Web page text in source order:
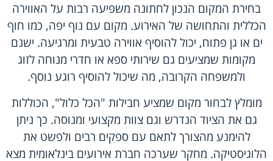
בחירת המקום הנכון לחתונה משפיעה רבות על האווירה
הכללית והתחושה של האירוע. מקום עם נוף יפה, כמו חוף
ים או גן פתוח, יכול להוסיף אווירה טבעית ומרגיעה. ישנם
מקומות שמציעים גם שירותי ספא או חדרי מנוחה לזוג
ולמשפחה הקרובה, מה שיכול להוסיף רוגע נוסף.
מומלץ לבחור מקום שמציע חבילות "הכל כלול", הכוללות
גם את הציוד הנדרש וגם צוות מקצועי ומנוסה. כך ניתן
להימנע מהצורך לתאם עם ספקים רבים ולפשט את
הלוגיסטיקה. מחקר שערכה חברת אירועים בינלאומית מצא